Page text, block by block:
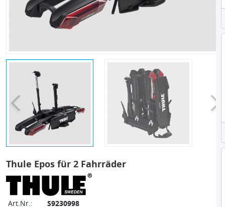
Thule Epos für 2 Fahrräder
Art.Nr.:
S9230998